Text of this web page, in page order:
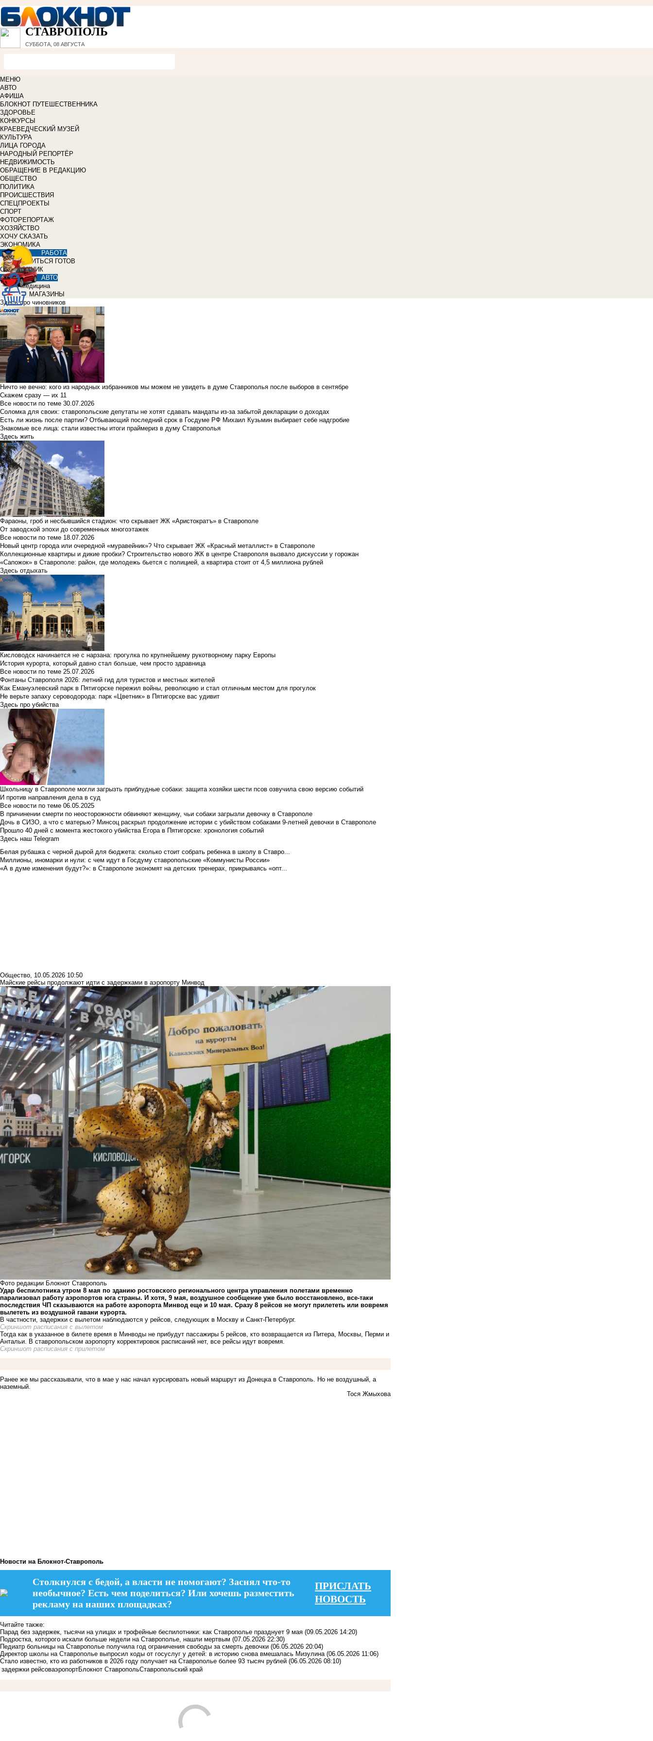
СТАВРОПОЛЬ
СУББОТА, 08 АВГУСТА
МЕНЮ
АВТО
АФИША
БЛОКНОТ ПУТЕШЕСТВЕННИКА
ЗДОРОВЬЕ
КОНКУРСЫ
КРАЕВЕДЧЕСКИЙ МУЗЕЙ
КУЛЬТУРА
ЛИЦА ГОРОДА
НАРОДНЫЙ РЕПОРТЁР
НЕДВИЖИМОСТЬ
ОБРАЩЕНИЕ В РЕДАКЦИЮ
ОБЩЕСТВО
ПОЛИТИКА
ПРОИСШЕСТВИЯ
СПЕЦПРОЕКТЫ
СПОРТ
ФОТОРЕПОРТАЖ
ХОЗЯЙСТВО
ХОЧУ СКАЗАТЬ
ЭКОНОМИКА
РАБОТА
УЧИТЬСЯ ГОТОВ
СПРАВОЧНИК
АВТО
Медицина
МАГАЗИНЫ
Здесь про чиновников
Ничто не вечно: кого из народных избранников мы можем не увидеть в думе Ставрополья после выборов в сентябре
Скажем сразу — их 11
Все новости по теме 30.07.2026
Соломка для своих: ставропольские депутаты не хотят сдавать мандаты из-за забытой декларации о доходах
Есть ли жизнь после партии? Отбывающий последний срок в Госдуме РФ Михаил Кузьмин выбирает себе надгробие
Знакомые все лица: стали известны итоги праймериз в думу Ставрополья
Здесь жить
Фараоны, гроб и несбывшийся стадион: что скрывает ЖК «Аристократъ» в Ставрополе
От заводской эпохи до современных многоэтажек
Все новости по теме 18.07.2026
Новый центр города или очередной «муравейник»? Что скрывает ЖК «Красный металлист» в Ставрополе
Коллекционные квартиры и дикие пробки? Строительство нового ЖК в центре Ставрополя вызвало дискуссии у горожан
«Сапожок» в Ставрополе: район, где молодежь бьется с полицией, а квартира стоит от 4,5 миллиона рублей
Здесь отдыхать
Кисловодск начинается не с нарзана: прогулка по крупнейшему рукотворному парку Европы
История курорта, который давно стал больше, чем просто здравница
Все новости по теме 25.07.2026
Фонтаны Ставрополя 2026: летний гид для туристов и местных жителей
Как Емануэлевский парк в Пятигорске пережил войны, революцию и стал отличным местом для прогулок
Не верьте запаху сероводорода: парк «Цветник» в Пятигорске вас удивит
Здесь про убийства
Школьницу в Ставрополе могли загрызть приблудные собаки: защита хозяйки шести псов озвучила свою версию событий
И против направления дела в суд
Все новости по теме 06.05.2025
В причинении смерти по неосторожности обвиняют женщину, чьи собаки загрызли девочку в Ставрополе
Дочь в СИЗО, а что с матерью? Минсоц раскрыл продолжение истории с убийством собаками 9-летней девочки в Ставрополе
Прошло 40 дней с момента жестокого убийства Егора в Пятигорске: хронология событий
Здесь наш Telegram
Белая рубашка с черной дырой для бюджета: сколько стоит собрать ребенка в школу в Ставро...
Миллионы, иномарки и нули: с чем идут в Госдуму ставропольские «Коммунисты России»
«А в думе изменения будут?»: в Ставрополе экономят на детских тренерах, прикрываясь «опт...
Общество, 10.05.2026 10:50
Майские рейсы продолжают идти с задержками в аэропорту Минвод
Фото редакции Блокнот Ставрополь
Удар беспилотника утром 8 мая по зданию ростовского регионального центра управления полетами временно
парализовал работу аэропортов юга страны. И хотя, 9 мая, воздушное сообщение уже было восстановлено, все-таки
последствия ЧП сказываются на работе аэропорта Минвод еще и 10 мая. Сразу 8 рейсов не могут прилететь или вовремя
вылететь из воздушной гавани курорта.
В частности, задержки с вылетом наблюдаются у рейсов, следующих в Москву и Санкт-Петербург.
Скриншот расписания с вылетом
Тогда как в указанное в билете время в Минводы не прибудут пассажиры 5 рейсов, кто возвращается из Питера, Москвы, Перми и
Антальи. В ставропольском аэропорту корректировок расписаний нет, все рейсы идут вовремя.
Скриншот расписания с прилетом
Ранее же мы рассказывали, что в мае у нас начал курсировать новый маршрут из Донецка в Ставрополь. Но не воздушный, а
наземный
Тося Жмыхова
Новости на Блoкнoт-Ставрополь
Столкнулся с бедой, а власти не помогают? Заснял что-то
необычное? Есть чем поделиться? Или хочешь разместить
рекламу на наших площадках?
ПРИСЛАТЬ
НОВОСТЬ
Читайте также:
Парад без задержек, тысячи на улицах и трофейные беспилотники: как Ставрополье празднует 9 мая (09.05.2026 14:20)
Подростка, которого искали больше недели на Ставрополье, нашли мертвым (07.05.2026 22:30)
Педиатр больницы на Ставрополье получила год ограничения свободы за смерть девочки (06.05.2026 20:04)
Директор школы на Ставрополье выпросил коды от госуслуг у детей: в историю снова вмешалась Мизулина (06.05.2026 11:06)
Стало известно, кто из работников в 2026 году получает на Ставрополье более 93 тысяч рублей (06.05.2026 08:10)
задержки рейсоваэропортБлокнот СтавропольСтавропольский край